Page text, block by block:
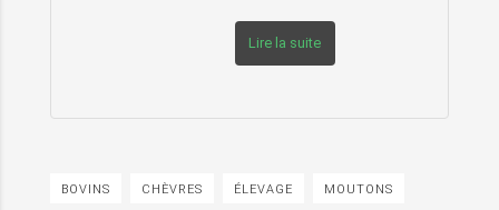
Lire la suite
BOVINS CHÈVRES ÉLEVAGE MOUTONS